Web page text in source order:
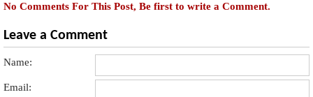
No Comments For This Post, Be first to write a Comment.
Leave a Comment
Name:
Email: